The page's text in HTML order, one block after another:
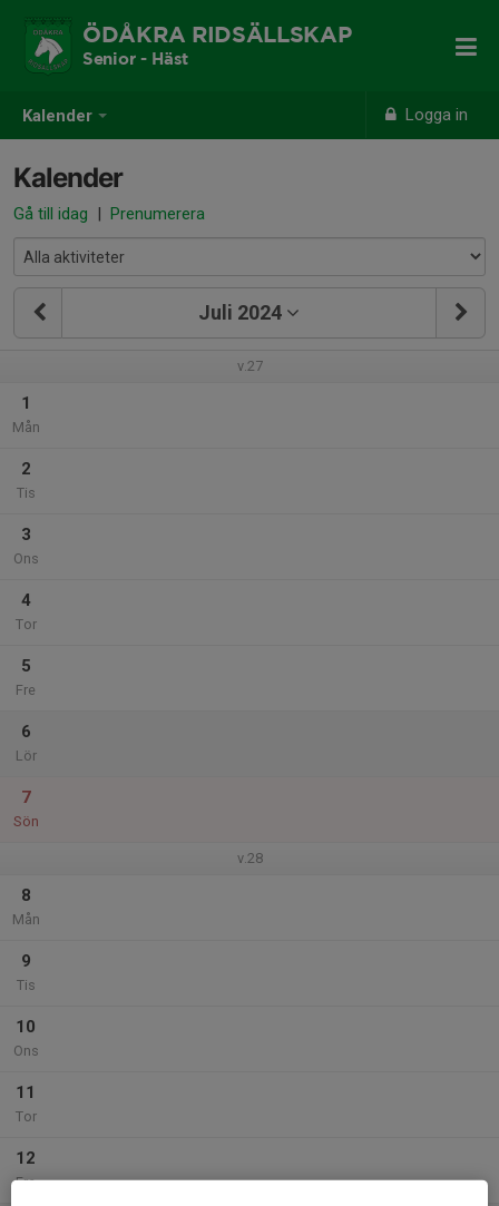
Kalender Logga in
ÖDÅKRA RIDSÄLLSKAP
Senior - Häst
Kalender
Gå till idag | Prenumerera
Juli 2024
v.27
1
Mån
2
Tis
3
Ons
4
Tor
5
Fre
6
Lör
7
Sön
v.28
8
Mån
9
Tis
10
Ons
11
Tor
12
Fre